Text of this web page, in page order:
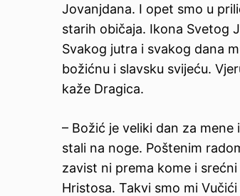
Jovanjdana. I opet smo u
starih običaja. Ikona Svetog
Svakog jutra i svakog dana
božićnu i slavsku svijeću.
kaže Dragica.
– Božić je veliki dan za
stali na noge. Poštenim
zavist ni prema kome i
Hristosa. Takvi smo mi